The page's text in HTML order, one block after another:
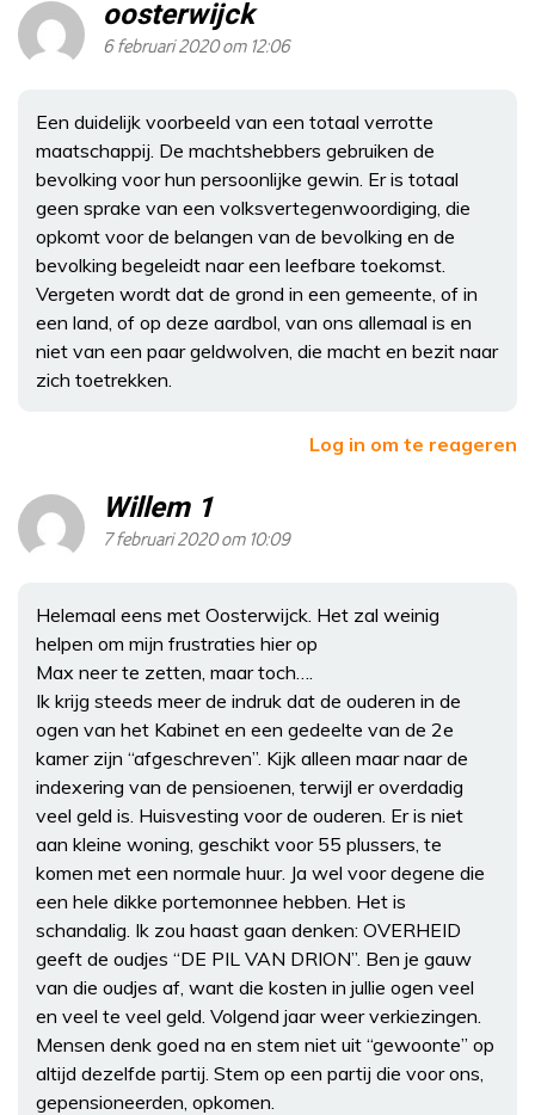
oosterwijck
6 februari 2020 om 12:06
Een duidelijk voorbeeld van een totaal verrotte
maatschappij. De machtshebbers gebruiken de
bevolking voor hun persoonlijke gewin. Er is totaal
geen sprake van een volksvertegenwoordiging, die
opkomt voor de belangen van de bevolking en de
bevolking begeleidt naar een leefbare toekomst.
Vergeten wordt dat de grond in een gemeente, of in
een land, of op deze aardbol, van ons allemaal is en
niet van een paar geldwolven, die macht en bezit naar
zich toetrekken.
Log in om te reageren
Willem 1
7 februari 2020 om 10:09
Helemaal eens met Oosterwijck. Het zal weinig
helpen om mijn frustraties hier op
Max neer te zetten, maar toch….
Ik krijg steeds meer de indruk dat de ouderen in de
ogen van het Kabinet en een gedeelte van de 2e
kamer zijn “afgeschreven”. Kijk alleen maar naar de
indexering van de pensioenen, terwijl er overdadig
veel geld is. Huisvesting voor de ouderen. Er is niet
aan kleine woning, geschikt voor 55 plussers, te
komen met een normale huur. Ja wel voor degene die
een hele dikke portemonnee hebben. Het is
schandalig. Ik zou haast gaan denken: OVERHEID
geeft de oudjes “DE PIL VAN DRION”. Ben je gauw
van die oudjes af, want die kosten in jullie ogen veel
en veel te veel geld. Volgend jaar weer verkiezingen.
Mensen denk goed na en stem niet uit “gewoonte” op
altijd dezelfde partij. Stem op een partij die voor ons,
gepensioneerden, opkomen.